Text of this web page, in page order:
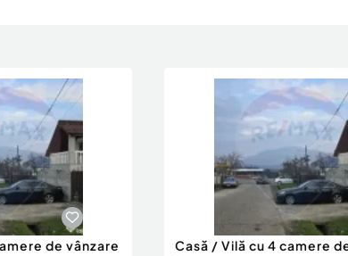
de vânzare
Casă / Vilă cu 4 camere